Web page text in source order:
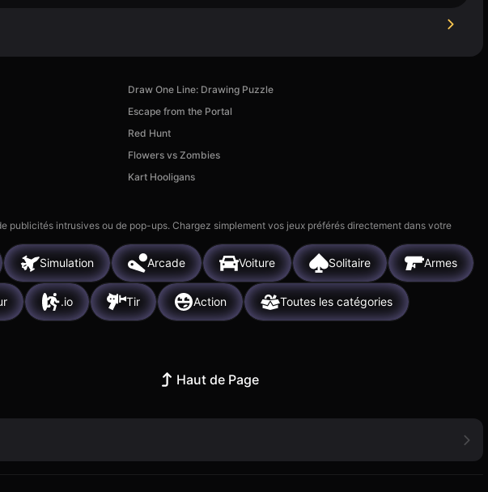
Draw One Line: Drawing Puzzle
Escape from the Portal
Red Hunt
Flowers vs Zombies
Kart Hooligans
publicités intrusives ou de pop-ups. Chargez simplement vos jeux préférés directement dans votre
Simulation Arcade Voiture Solitaire Armes
.io Tir Action Toutes les catégories
Haut de Page